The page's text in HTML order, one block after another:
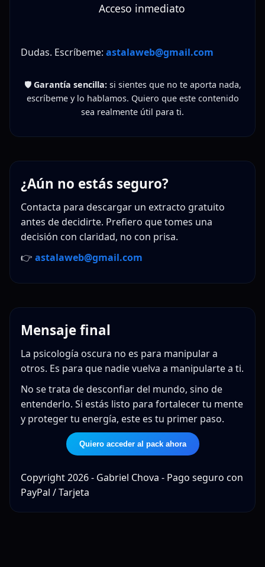
Acceso inmediato
Dudas. Escríbeme: astalaweb@gmail.com
🛡️ Garantía sencilla:si sientes que no te aporta nada,
escríbeme y lo hablamos. Quiero que este contenido
sea realmente útil para ti.
¿Aún no estás seguro?
Contacta para descargar un extracto gratuito
antes de decidirte. Prefiero que tomes una
decisión con claridad, no con prisa.
👉 astalaweb@gmail.com
Mensaje final
La psicología oscura no es para manipular a
otros. Es para que nadie vuelva a manipularte a ti.
No se trata de desconfiar del mundo, sino de
entenderlo. Si estás listo para fortalecer tu mente
y proteger tu energía, este es tu primer paso.
Quiero acceder al pack ahora
Copyright 2026 - Gabriel Chova - Pago seguro con
PayPal / Tarjeta